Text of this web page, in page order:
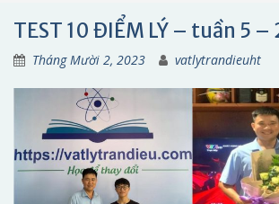
TEST 10 ĐIỂM LÝ – tuần 5 –
Tháng Mười 2, 2023 vatlytrandieuht